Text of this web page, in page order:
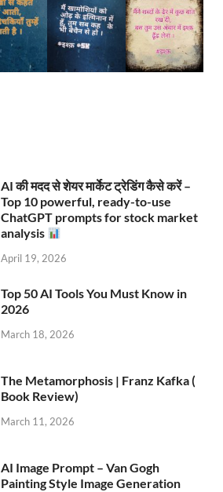
AI की मदद से शेयर मार्केट ट्रेडिंग कैसे करें –
Top 10 powerful, ready-to-use
ChatGPT prompts for stock market
analysis
April 19, 2026
Top 50 AI Tools You Must Know in
2026
March 18, 2026
The Metamorphosis | Franz Kafka (
Book Review)
March 11, 2026
AI Image Prompt – Van Gogh
Painting Style Image Generation